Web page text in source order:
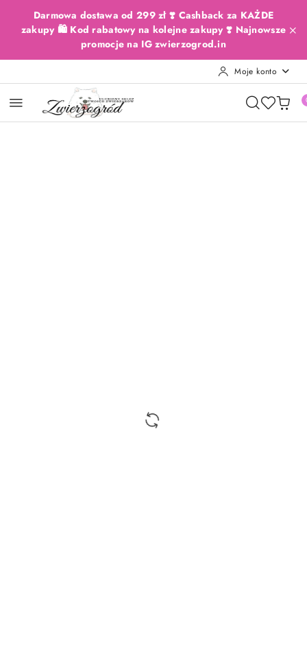
Przejdź do treści głównej
Przejdź do wyszukiwarki
Przejdź do moje konto
Przejdź do menu głównego
Przejdź do opisu produktu
Przejdź do stopki
Darmowa dostawa od 299 zł ❣️ Cashback za KAŻDE
zakupy 🛍️ Kod rabatowy na kolejne zakupy ❣️ Najnowsze
promocje na IG zwierzogrod.in
Moje konto